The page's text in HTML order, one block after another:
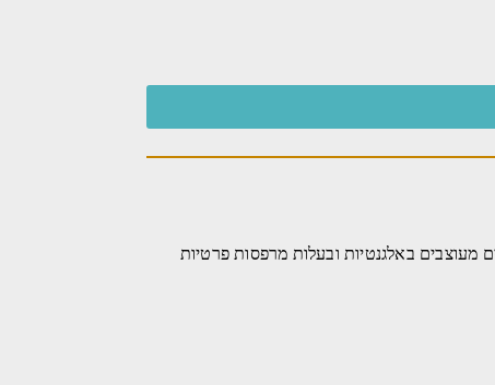
והחדרים מעוצבים באלגנטיות ובעלות מרפסות פרטיות